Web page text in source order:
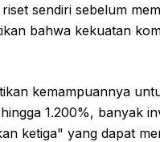
sendiri sebelum
bahwa kekuatan
kemampuannya
1.200%, banyak
ketiga" yang dapat